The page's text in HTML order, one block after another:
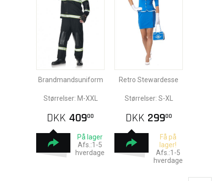
Brandmandsuniform
Størrelser: M-XXL
DKK 40900
På lager
Afs.:1-5
hverdage
Retro Stewardesse
Størrelser: S-XL
DKK 29900
Få på
lager!
Afs.:1-5
hverdage